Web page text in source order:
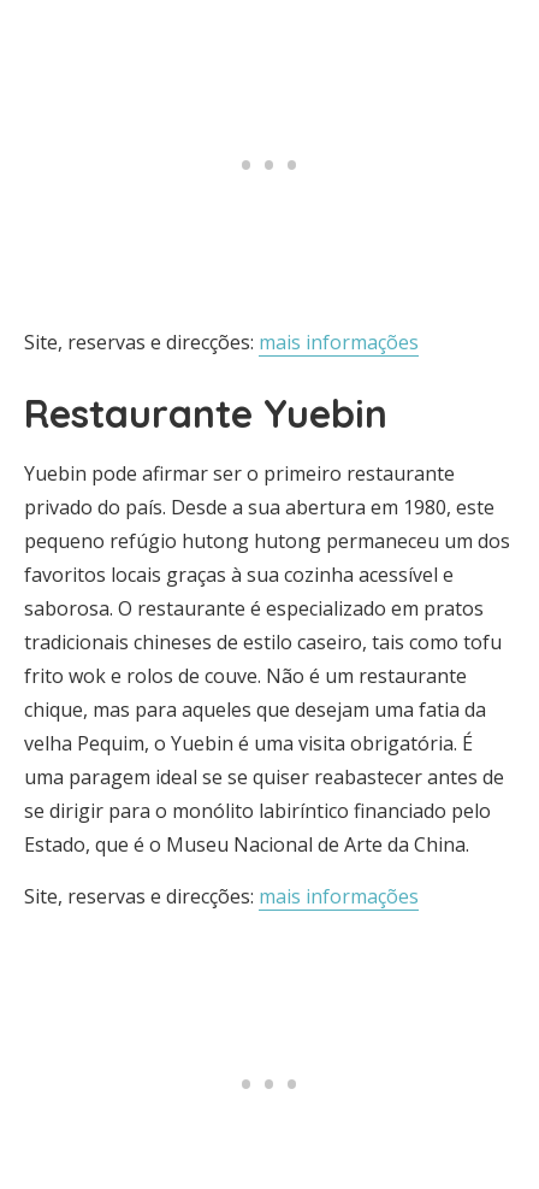
Site, reservas e direcções: mais informações
Restaurante Yuebin
Yuebin pode afirmar ser o primeiro restaurante
privado do país. Desde a sua abertura em 1980, este
pequeno refúgio hutong hutong permaneceu um dos
favoritos locais graças à sua cozinha acessível e
saborosa. O restaurante é especializado em pratos
tradicionais chineses de estilo caseiro, tais como tofu
frito wok e rolos de couve. Não é um restaurante
chique, mas para aqueles que desejam uma fatia da
velha Pequim, o Yuebin é uma visita obrigatória. É
uma paragem ideal se se quiser reabastecer antes de
se dirigir para o monólito labiríntico financiado pelo
Estado, que é o Museu Nacional de Arte da China.
Site, reservas e direcções: mais informações